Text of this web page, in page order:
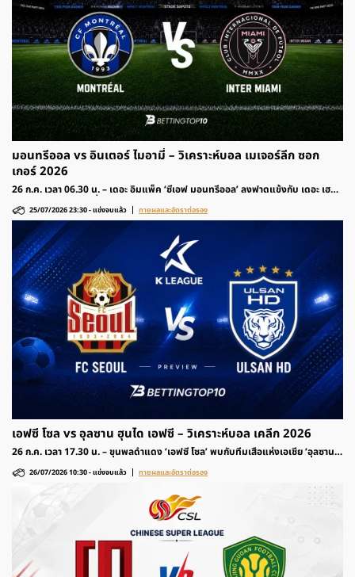
มอนทรีออล vs อินเตอร์ ไมอามี่ – วิเคราะห์บอล เมเจอร์ลีก ซอก
เกอร์ 2026
26 ก.ค. เวลา 06.30 น. – เดอะ อิมแพ็ค ‘ซีเอฟ มอนทรีออล’ ลงฟาดแข้งกับ เดอะ เฮ
ติดตามวิเคราะห์ก่อนเกมและอัตราต่อรองได้ที่นี่
25/07/2026 23:30-แข่งจบแล้ว ทายผลและอัตราต่อรอง
เอฟซี โซล vs อุลซาน ฮุนได เอฟซี – วิเคราะห์บอล เคลีก 2026
26 ก.ค. เวลา 17.30 น. – ขุนพลดำแดง ‘เอฟซี โซล’ พบกับทีมเสือแห่งเอเชีย ‘อุลซาน
ต่อรองได้ที่นี่
26/07/2026 10:30-แข่งจบแล้ว ทายผลและอัตราต่อรอง